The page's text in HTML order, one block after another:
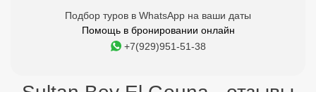
Подбор туров в WhatsApp на ваши даты
Помощь в бронировании онлайн
+7(929)951-51-38